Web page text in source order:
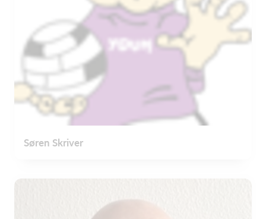
Søren Skriver